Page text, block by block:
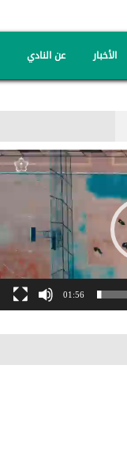
الأخبار عن النادي
01:56